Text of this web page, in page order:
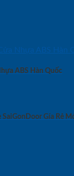
ABS Hàn Quốc
SaiGonDoor Gía Rẻ